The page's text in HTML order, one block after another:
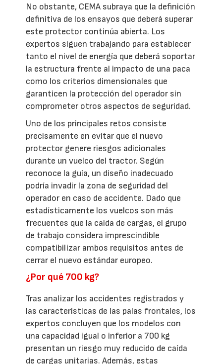
No obstante, CEMA subraya que la definición
definitiva de los ensayos que deberá superar
este protector continúa abierta. Los
expertos siguen trabajando para establecer
tanto el nivel de energía que deberá soportar
la estructura frente al impacto de una paca
como los criterios dimensionales que
garanticen la protección del operador sin
comprometer otros aspectos de seguridad.
Uno de los principales retos consiste
precisamente en evitar que el nuevo
protector genere riesgos adicionales
durante un vuelco del tractor. Según
reconoce la guía, un diseño inadecuado
podría invadir la zona de seguridad del
operador en caso de accidente. Dado que
estadísticamente los vuelcos son más
frecuentes que la caída de cargas, el grupo
de trabajo considera imprescindible
compatibilizar ambos requisitos antes de
cerrar el nuevo estándar europeo.
¿Por qué 700 kg?
Tras analizar los accidentes registrados y
las características de las palas frontales, los
expertos concluyen que los modelos con
una capacidad igual o inferior a 700 kg
presentan un riesgo muy reducido de caída
de cargas unitarias. Además, estas